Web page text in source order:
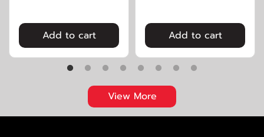
Add to cart Add to cart
View More